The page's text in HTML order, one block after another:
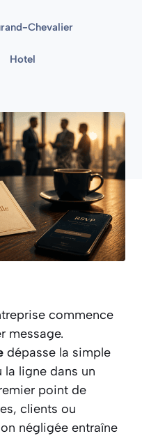
Chevalier
Hotel
commence
message.
dépasse la simple
ligne dans un
point de
clients ou
négligée entraîne